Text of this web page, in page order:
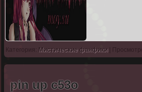
Категория: Мистические фанфики|
pin up c53o